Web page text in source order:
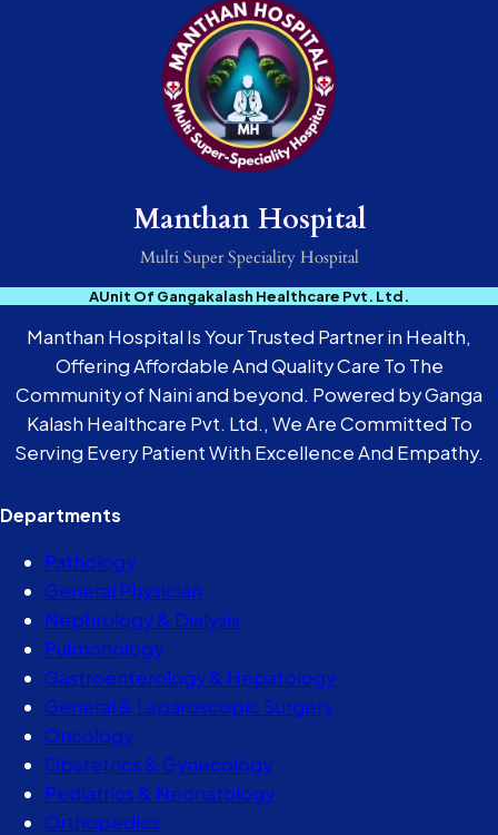
Manthan Hospital
Multi Super Speciality Hospital
AUnit Of Gangakalash Healthcare Pvt. Ltd.
Manthan Hospital Is Your Trusted Partner in Health,
Offering Affordable And Quality Care To The
Community of Naini and beyond. Powered by Ganga
Kalash Healthcare Pvt. Ltd., We Are Committed To
Serving Every Patient With Excellence And Empathy.
Departments
Pathology
General Physician
Nephrology & Dialysis
Pulmonology
Gastroenterology & Hepatology
General & Laparoscopic Surgery
Oncology
Obstetrics & Gynecology
Pediatrics & Neonatology
Orthopedics